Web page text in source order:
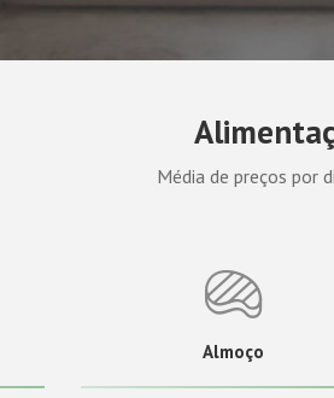
Média de preços por
Almoço